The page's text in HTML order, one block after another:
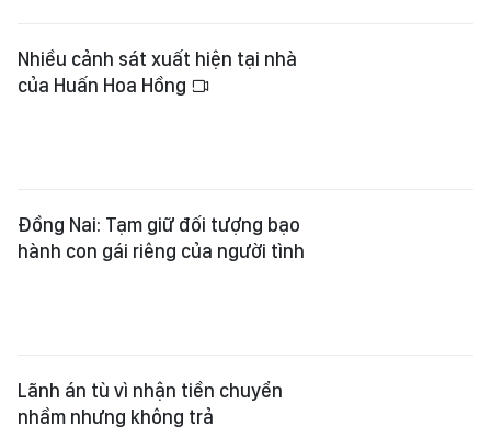
Nhiều cảnh sát xuất hiện tại nhà
của Huấn Hoa Hồng
Đồng Nai: Tạm giữ đối tượng bạo
hành con gái riêng của người tình
Lãnh án tù vì nhận tiền chuyển
nhầm nhưng không trả